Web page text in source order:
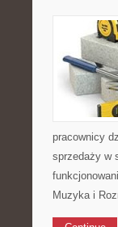
pracownicy
sprzedaży w
Muzyka i